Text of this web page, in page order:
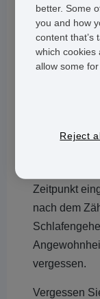
der Arzt
am ersten
kann die
Außerdem
Sie an
sollten Sie
zusätzliches
Zeitpunkt
nach dem
vergessen.
Vergessen
better. Some
you and how
content that’s
which cookies
allow some
Reject